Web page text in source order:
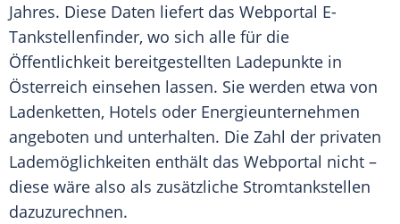
Jahres. Diese Daten liefert das Webportal E-
Tankstellenfinder, wo sich alle für die
Öffentlichkeit bereitgestellten Ladepunkte in
Österreich einsehen lassen. Sie werden etwa von
Ladenketten, Hotels oder Energieunternehmen
angeboten und unterhalten. Die Zahl der privaten
Lademöglichkeiten enthält das Webportal nicht –
diese wäre also als zusätzliche Stromtankstellen
dazuzurechnen.